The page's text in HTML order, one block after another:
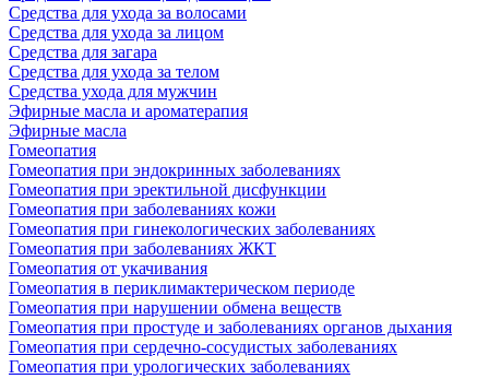
Средства для ухода за волосами
Средства для ухода за лицом
Средства для загара
Средства для ухода за телом
Средства ухода для мужчин
Эфирные масла и ароматерапия
Эфирные масла
Гомеопатия
Гомеопатия при эндокринных заболеваниях
Гомеопатия при эректильной дисфункции
Гомеопатия при заболеваниях кожи
Гомеопатия при гинекологических заболеваниях
Гомеопатия при заболеваниях ЖКТ
Гомеопатия от укачивания
Гомеопатия в периклимактерическом периоде
Гомеопатия при нарушении обмена веществ
Гомеопатия при простуде и заболеваниях органов дыхания
Гомеопатия при сердечно-сосудистых заболеваниях
Гомеопатия при урологических заболеваниях